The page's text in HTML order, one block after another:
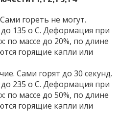
гореть не могут.
135 о С. Деформация при
по массе до 20%, по длине
горящие капли или
Сами горят до 30 секунд.
235 о С. Деформация при
по массе до 50%, по длине
горящие капли или